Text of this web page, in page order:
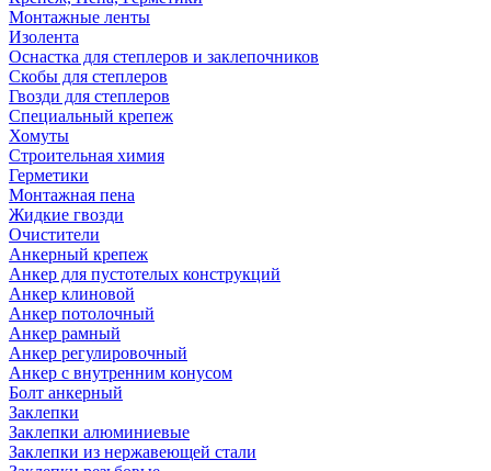
Монтажные ленты
Изолента
Оснастка для степлеров и заклепочников
Скобы для степлеров
Гвозди для степлеров
Специальный крепеж
Хомуты
Строительная химия
Герметики
Монтажная пена
Жидкие гвозди
Очистители
Анкерный крепеж
Анкер для пустотелых конструкций
Анкер клиновой
Анкер потолочный
Анкер рамный
Анкер регулировочный
Анкер с внутренним конусом
Болт анкерный
Заклепки
Заклепки алюминиевые
Заклепки из нержавеющей стали